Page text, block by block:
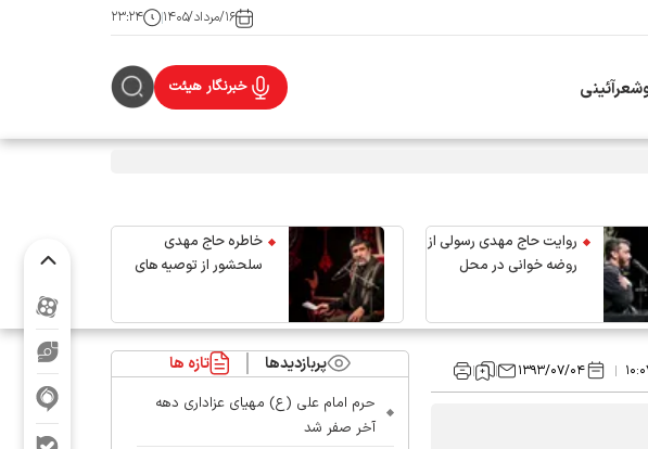
۱۶/مرداد/۱۴۰۵ ۲۳:۲۴
شعرآئینی خبرنگار هیئت
روایت حاج مهدی رسولی از
روضه خوانی در محل
خاطره حاج مهدی
سلحشور از توصیه های
۱۳۹۳/۰۷/۰۴ پربازدیدها تازه ها
حرم امام علی (ع) مهیای عزاداری دهه
آخر صفر شد